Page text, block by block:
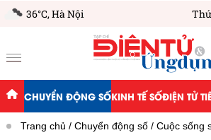
36°C,Hà Nội
CHUYỂN ĐỘNG SỐKINH TẾ SỐĐIỆN TỬ
Trang chủ Chuyển động số Cuộc sống